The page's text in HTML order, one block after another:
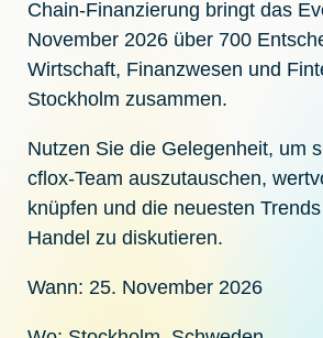
Chain-Finanzierung bringt das
November 2026über 700
Wirtschaft, Finanzwesen und
Stockholm zusammen.
Nutzen Sie die Gelegenheit, um
cflox-Team auszutauschen,
knüpfen und die neuesten
Handel zu diskutieren.
Wann: 25. November 2026